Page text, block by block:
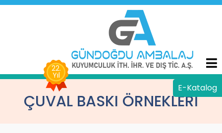
Siparişlerinizde MNG Kargo ile kapıda ödeme imkanı!
22.
Yıl
E-Katalog
ÇUVAL BASKI ÖRNEKLERİ